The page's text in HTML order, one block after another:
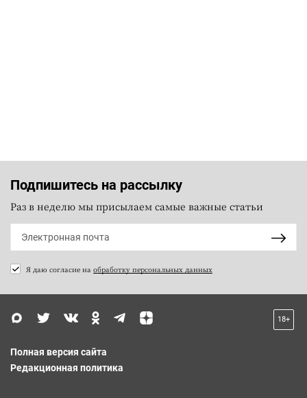
Подпишитесь на рассылку
Раз в неделю мы присылаем самые важные статьи
Я даю согласие на обработку персональных данных
18+
Полная версия сайта
Редакционная политика